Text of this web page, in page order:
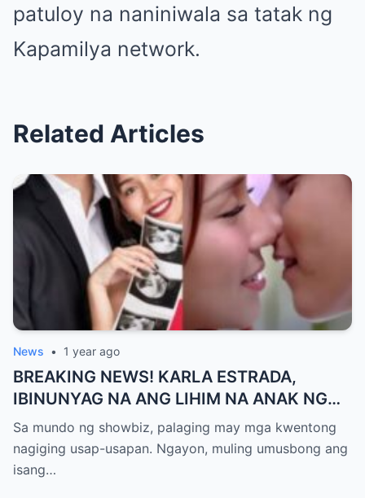
patuloy na naniniwala sa tatak ng
Kapamilya network.
Related Articles
News • 1 year ago
BREAKING NEWS! KARLA ESTRADA,
IBINUNYAG NA ANG LIHIM NA ANAK NG
KATHNIEL! Matagal na Itinatagong
Katotohanan, Inilabas na sa Publiko — Fans
NAGULANTANG sa Rebelasyong Yumanig
Sa mundo ng showbiz, palaging may mga kwentong
nagiging usap-usapan. Ngayon, muling umusbong ang
isang…